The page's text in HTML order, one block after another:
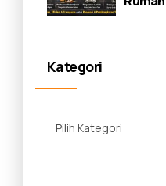
Kategori